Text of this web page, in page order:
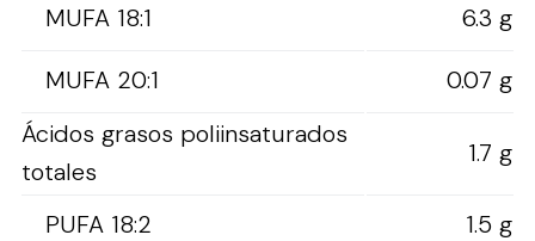
MUFA 18:1
6.3 g
MUFA 20:1
0.07 g
Ácidos grasos poliinsaturados
totales
1.7 g
PUFA 18:2
1.5 g